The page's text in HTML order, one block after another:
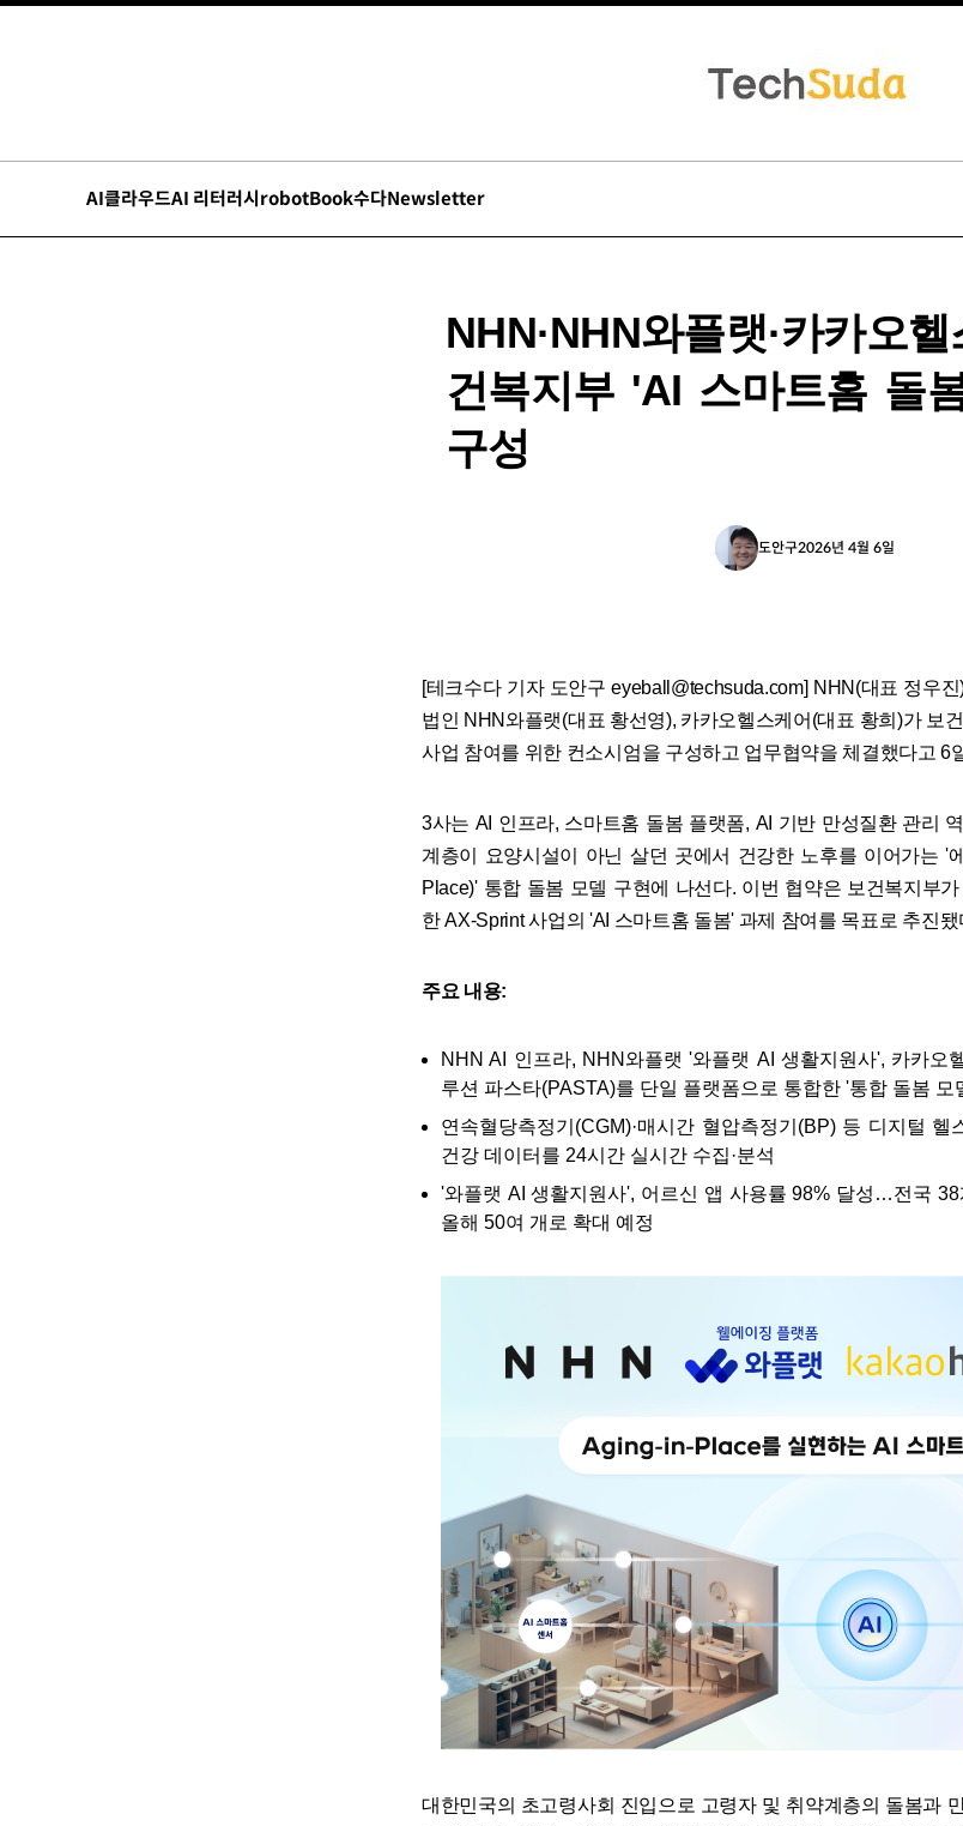
AI클라우드AI 리터러시robotBook수다Newsletter
NHN·NHN와플랫·카카오
건복지부 'AI 스마트홈 돌
구성
도안구2026년 4월 6일
[테크수다 기자 도안구 eyeball@techsuda.com] NHN(대표 정우
법인 NHN와플랫(대표 황선영), 카카오헬스케어(대표 황희)가 보
사업 참여를 위한 컨소시엄을 구성하고 업무협약을 체결했다고 6
3사는 AI 인프라, 스마트홈 돌봄 플랫폼, AI 기반 만성질환 관리
계층이 요양시설이 아닌 살던 곳에서 건강한 노후를 이어가는 '
Place)' 통합 돌봄 모델 구현에 나선다. 이번 협약은 보건복지부
한 AX-Sprint 사업의 'AI 스마트홈 돌봄' 과제 참여를 목표로 추진됐
주요 내용:
NHN AI 인프라, NHN와플랫 '와플랫 AI 생활지원사', 카카오
루션 파스타(PASTA)를 단일 플랫폼으로 통합한 '통합 돌봄 모
연속혈당측정기(CGM)·매시간 혈압측정기(BP) 등 디지털 헬
건강 데이터를 24시간 실시간 수집·분석
'와플랫 AI 생활지원사', 어르신 앱 사용률 98% 달성…전국 38
올해 50여 개로 확대 예정
대한민국의 초고령사회 진입으로 고령자 및 취약계층의 돌봄과